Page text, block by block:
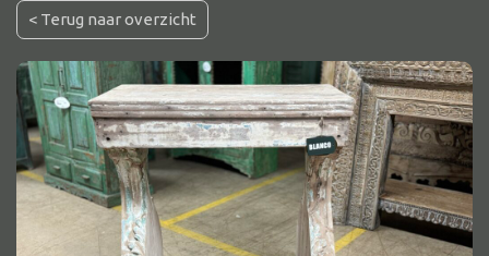
Alle tafels
Salontafel
Eettafel
Wandtafel
Bijzettafel
< Terug naar overzicht